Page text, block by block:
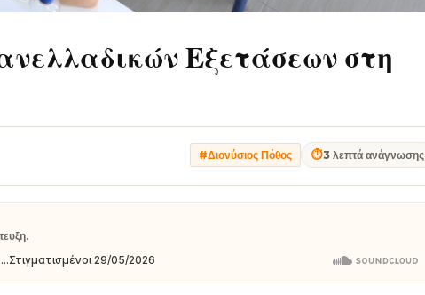
Εξετάσεων στη
#Διονύσιος Πόθος ⏱3 λεπτά ανάγνωσης